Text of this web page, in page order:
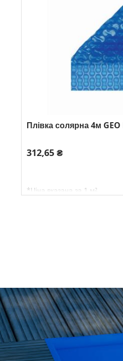
Плівка солярна 4м GEO
312,65 ₴
*Ціна вказана за 1 м²